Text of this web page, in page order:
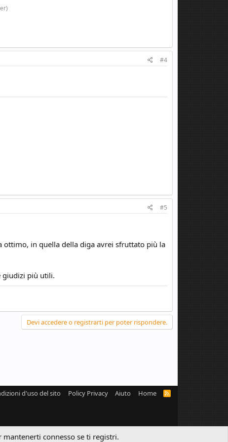
#4
#5
ottimo, in quella della diga avrei sfruttato più la
giudizi più utili.
Devi accedere o registrarti per poter rispondere.
d'uso del sito Policy Privacy Aiuto Home
R
mantenerti connesso se ti registri.